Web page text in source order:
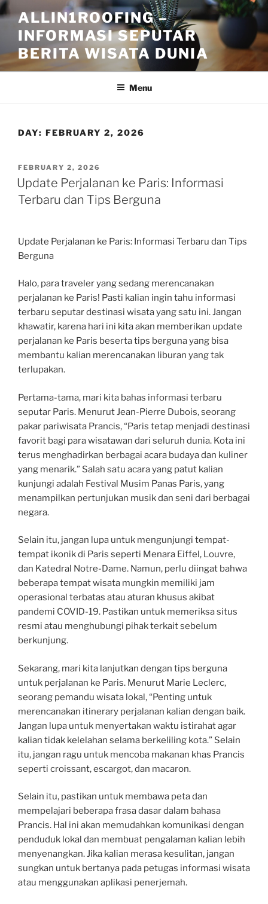
Skip
to
content
ALLIN1ROOFING –
INFORMASI SEPUTAR
BERITA WISATA DUNIA
Menu
DAY: FEBRUARY 2, 2026
POSTED
ON
FEBRUARY 2, 2026
Update Perjalanan ke Paris: Informasi
Terbaru dan Tips Berguna
Update Perjalanan ke Paris: Informasi Terbaru dan Tips
Berguna
Halo, para traveler yang sedang merencanakan
perjalanan ke Paris! Pasti kalian ingin tahu informasi
terbaru seputar destinasi wisata yang satu ini. Jangan
khawatir, karena hari ini kita akan memberikan update
perjalanan ke Paris beserta tips berguna yang bisa
membantu kalian merencanakan liburan yang tak
terlupakan.
Pertama-tama, mari kita bahas informasi terbaru
seputar Paris. Menurut Jean-Pierre Dubois, seorang
pakar pariwisata Prancis, “Paris tetap menjadi destinasi
favorit bagi para wisatawan dari seluruh dunia. Kota ini
terus menghadirkan berbagai acara budaya dan kuliner
yang menarik.” Salah satu acara yang patut kalian
kunjungi adalah Festival Musim Panas Paris, yang
menampilkan pertunjukan musik dan seni dari berbagai
negara.
Selain itu, jangan lupa untuk mengunjungi tempat-
tempat ikonik di Paris seperti Menara Eiffel, Louvre,
dan Katedral Notre-Dame. Namun, perlu diingat bahwa
beberapa tempat wisata mungkin memiliki jam
operasional terbatas atau aturan khusus akibat
pandemi COVID-19. Pastikan untuk memeriksa situs
resmi atau menghubungi pihak terkait sebelum
berkunjung.
Sekarang, mari kita lanjutkan dengan tips berguna
untuk perjalanan ke Paris. Menurut Marie Leclerc,
seorang pemandu wisata lokal, “Penting untuk
merencanakan itinerary perjalanan kalian dengan baik.
Jangan lupa untuk menyertakan waktu istirahat agar
kalian tidak kelelahan selama berkeliling kota.” Selain
itu, jangan ragu untuk mencoba makanan khas Prancis
seperti croissant, escargot, dan macaron.
Selain itu, pastikan untuk membawa peta dan
mempelajari beberapa frasa dasar dalam bahasa
Prancis. Hal ini akan memudahkan komunikasi dengan
penduduk lokal dan membuat pengalaman kalian lebih
menyenangkan. Jika kalian merasa kesulitan, jangan
sungkan untuk bertanya pada petugas informasi wisata
atau menggunakan aplikasi penerjemah.